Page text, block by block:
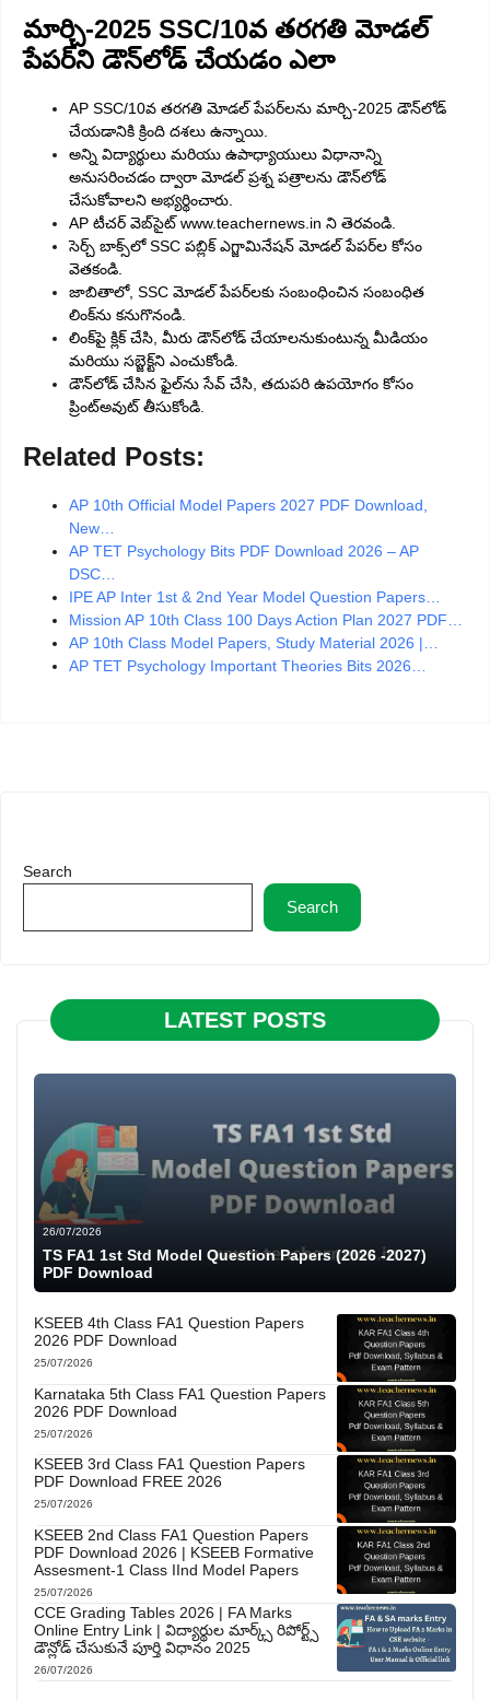
మార్చి-2025 SSC/10వ తరగతి మోడల్
పేపర్‌ని డౌన్‌లోడ్ చేయడం ఎలా
AP SSC/10వ తరగతి మోడల్ పేపర్‌లను మార్చి-2025 డౌన్‌లోడ్
చేయడానికి క్రింది దశలు ఉన్నాయి.
అన్ని విద్యార్థులు మరియు ఉపాధ్యాయులు విధానాన్ని
అనుసరించడం ద్వారా మోడల్ ప్రశ్న పత్రాలను డౌన్‌లోడ్
చేసుకోవాలని అభ్యర్థించారు.
AP టీచర్ వెబ్‌సైట్ www.teachernews.in ని తెరవండి.
సెర్చ్ బాక్స్‌లో SSC పబ్లిక్ ఎగ్జామినేషన్ మోడల్ పేపర్‌ల కోసం
వెతకండి.
జాబితాలో, SSC మోడల్ పేపర్‌లకు సంబంధించిన సంబంధిత
లింక్‌ను కనుగొనండి.
లింక్‌పై క్లిక్ చేసి, మీరు డౌన్‌లోడ్ చేయాలనుకుంటున్న మీడియం
మరియు సబ్జెక్ట్‌ని ఎంచుకోండి.
డౌన్‌లోడ్ చేసిన ఫైల్‌ను సేవ్ చేసి, తదుపరి ఉపయోగం కోసం
ప్రింట్‌అవుట్ తీసుకోండి.
Related Posts:
AP 10th Official Model Papers 2027 PDF Download,
New…
AP TET Psychology Bits PDF Download 2026 – AP
DSC…
IPE AP Inter 1st & 2nd Year Model Question Papers…
Mission AP 10th Class 100 Days Action Plan 2027 PDF…
AP 10th Class Model Papers, Study Material 2026 |…
AP TET Psychology Important Theories Bits 2026…
Search
Search
LATEST POSTS
26/07/2026
TS FA1 1st Std Model Question Papers (2026 -2027)
PDF Download
KSEEB 4th Class FA1 Question Papers
2026 PDF Download
25/07/2026
Karnataka 5th Class FA1 Question Papers
2026 PDF Download
25/07/2026
KSEEB 3rd Class FA1 Question Papers
PDF Download FREE 2026
25/07/2026
KSEEB 2nd Class FA1 Question Papers
PDF Download 2026 | KSEEB Formative
Assesment-1 Class IInd Model Papers
25/07/2026
CCE Grading Tables 2026 | FA Marks
Online Entry Link | విద్యార్థుల మార్క్స్ రిపోర్ట్స్
డౌన్లోడ్ చేసుకునే పూర్తి విధానం 2025
26/07/2026